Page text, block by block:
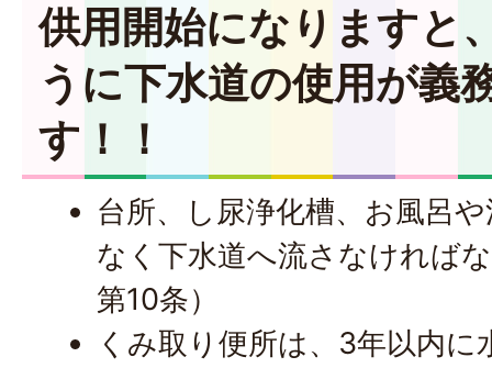
供用開始になりますと
うに下水道の使用が義
す！！
台所、し尿浄化槽、お風呂
なく下水道へ流さなければ
第10条）
くみ取り便所は、3年以内に